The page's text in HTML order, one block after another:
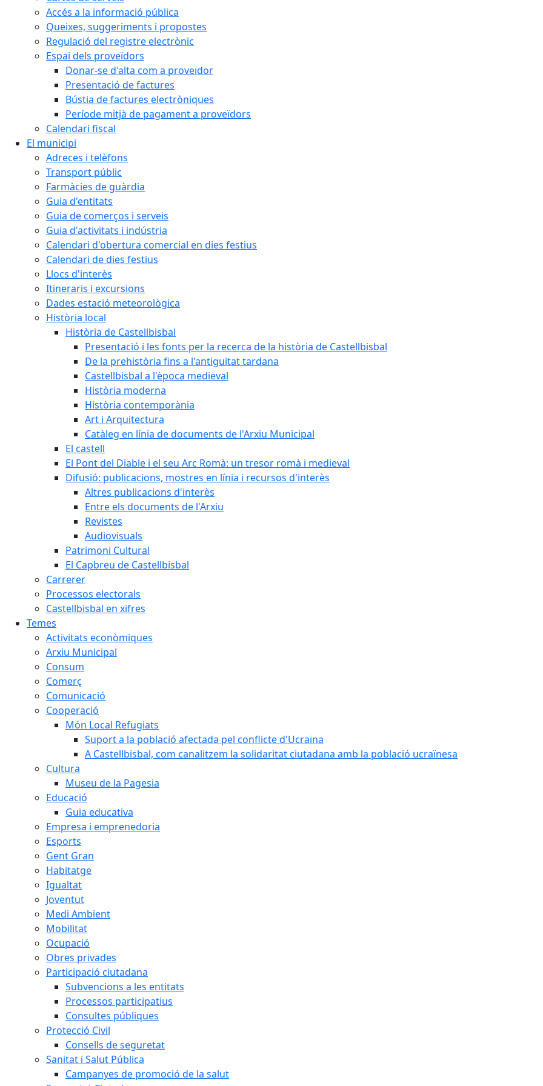
Accés a la informació pública
Queixes, suggeriments i propostes
Regulació del registre electrònic
Espai dels proveïdors
Donar-se d'alta com a proveïdor
Presentació de factures
Bústia de factures electròniques
Període mitjà de pagament a proveïdors
Calendari fiscal
El municipi
Adreces i telèfons
Transport públic
Farmàcies de guàrdia
Guia d'entitats
Guia de comerços i serveis
Guia d'activitats i indústria
Calendari d'obertura comercial en dies festius
Calendari de dies festius
Llocs d'interès
Itineraris i excursions
Dades estació meteorològica
Història local
Història de Castellbisbal
Presentació i les fonts per la recerca de la història de Castellbisbal
De la prehistòria fins a l'antiguitat tardana
Castellbisbal a l'època medieval
Història moderna
Història contemporània
Art i Arquitectura
Catàleg en línia de documents de l'Arxiu Municipal
El castell
El Pont del Diable i el seu Arc Romà: un tresor romà i medieval
Difusió: publicacions, mostres en línia i recursos d'interès
Altres publicacions d'interès
Entre els documents de l'Arxiu
Revistes
Audiovisuals
Patrimoni Cultural
El Capbreu de Castellbisbal
Carrerer
Processos electorals
Castellbisbal en xifres
Temes
Activitats econòmiques
Arxiu Municipal
Consum
Comerç
Comunicació
Cooperació
Món Local Refugiats
Suport a la població afectada pel conflicte d'Ucraïna
A Castellbisbal, com canalitzem la solidaritat ciutadana amb la població ucraïnesa
Cultura
Museu de la Pagesia
Educació
Guia educativa
Empresa i emprenedoria
Esports
Gent Gran
Habitatge
Igualtat
Joventut
Medi Ambient
Mobilitat
Ocupació
Obres privades
Participació ciutadana
Subvencions a les entitats
Processos participatius
Consultes públiques
Protecció Civil
Consells de seguretat
Sanitat i Salut Pública
Campanyes de promoció de la salut